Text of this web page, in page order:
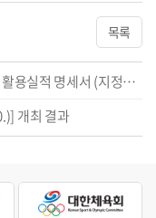
목록
2024년도 연간 기부금 모금액 및 활용실적 명세서 (지정기부금)
개최 결과